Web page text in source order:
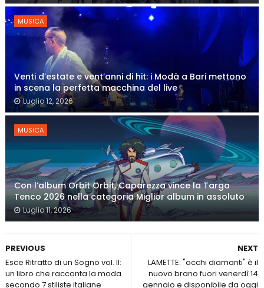
MUSICA
Venti d’estate e vent’anni di hit: i Modà a Bari mettono
in scena la perfetta macchina del live
Luglio 12, 2026
MUSICA
Con l’album Orbit Orbit, Caparezza vince la Targa
Tenco 2026 nella categoria Miglior album in assoluto
Luglio 11, 2026
NEXT
LAMETTE: "occhi diamanti" è il
nuovo brano fuori venerdì 14
gennaio e disponibile da oggi
PREVIOUS
Esce Ritratto di un Sogno vol. II:
un libro che racconta la moda
secondo 7 stiliste italiane